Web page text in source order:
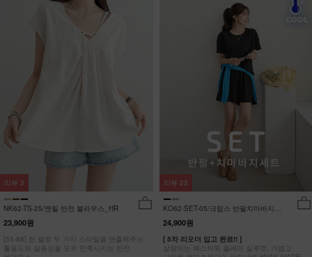
NK62-TS-25/엔릴 반전 블라우스_HR
23,900원
[55-88] 한 벌로 두 가지 스타일을 연출해주는
활용도와 실용성을 모두 만족시키는 반전
리뷰 3
KO62-SET-05/크립스 반팔치마바지세
트_HR
24,900원
[ 5차 리오더 입고 완료!! ]
살랑이는 텍스처와 플레어 실루엣, 가볍고
리뷰 23